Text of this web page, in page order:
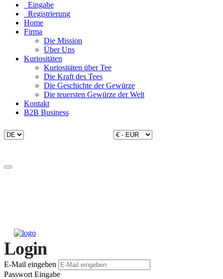
Eingabe
Registrierung
Home
Firma
Die Mission
Über Uns
Kuriositäten
Kuriositäten über Tee
Die Kraft des Tees
Die Geschichte der Gewürze
Die teuersten Gewürze der Welt
Kontakt
B2B Business
Login
E-Mail eingeben
Passwort Eingabe